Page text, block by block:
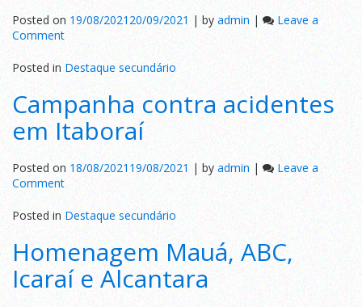
Posted on 19/08/2021 20/09/2021 |by admin |
Leave a
Commenton
Monitoramento
de
Emissão
de
Fumaça
Preta
Posted inDestaque secundário
Campanha contra acidentes
em Itaboraí
Posted on 18/08/202119/08/2021 |byadmin |
Leave a
Commenton
Campanha
contra
acidentes
em
Itaboraí
Posted inDestaque secundário
Homenagem Mauá, ABC,
Icaraí e Alcantara